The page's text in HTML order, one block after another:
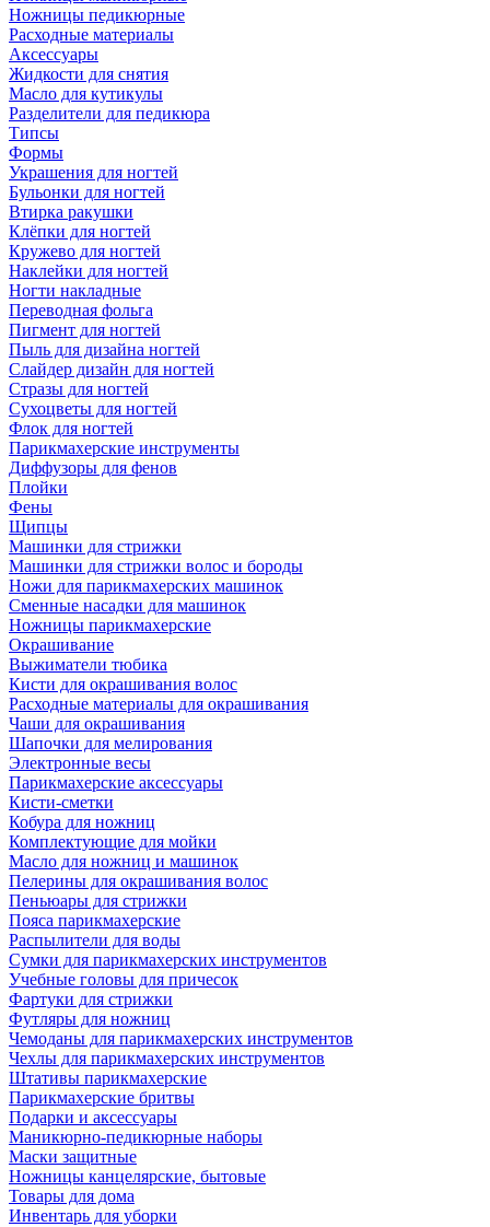
Ножницы педикюрные
Расходные материалы
Аксессуары
Жидкости для снятия
Масло для кутикулы
Разделители для педикюра
Типсы
Формы
Украшения для ногтей
Бульонки для ногтей
Втирка ракушки
Клёпки для ногтей
Кружево для ногтей
Наклейки для ногтей
Ногти накладные
Переводная фольга
Пигмент для ногтей
Пыль для дизайна ногтей
Слайдер дизайн для ногтей
Стразы для ногтей
Сухоцветы для ногтей
Флок для ногтей
Парикмахерские инструменты
Диффузоры для фенов
Плойки
Фены
Щипцы
Машинки для стрижки
Машинки для стрижки волос и бороды
Ножи для парикмахерских машинок
Сменные насадки для машинок
Ножницы парикмахерские
Окрашивание
Выжиматели тюбика
Кисти для окрашивания волос
Расходные материалы для окрашивания
Чаши для окрашивания
Шапочки для мелирования
Электронные весы
Парикмахерские аксессуары
Кисти-сметки
Кобура для ножниц
Комплектующие для мойки
Масло для ножниц и машинок
Пелерины для окрашивания волос
Пеньюары для стрижки
Пояса парикмахерские
Распылители для воды
Сумки для парикмахерских инструментов
Учебные головы для причесок
Фартуки для стрижки
Футляры для ножниц
Чемоданы для парикмахерских инструментов
Чехлы для парикмахерских инструментов
Штативы парикмахерские
Парикмахерские бритвы
Подарки и аксессуары
Маникюрно-педикюрные наборы
Маски защитные
Ножницы канцелярские, бытовые
Товары для дома
Инвентарь для уборки